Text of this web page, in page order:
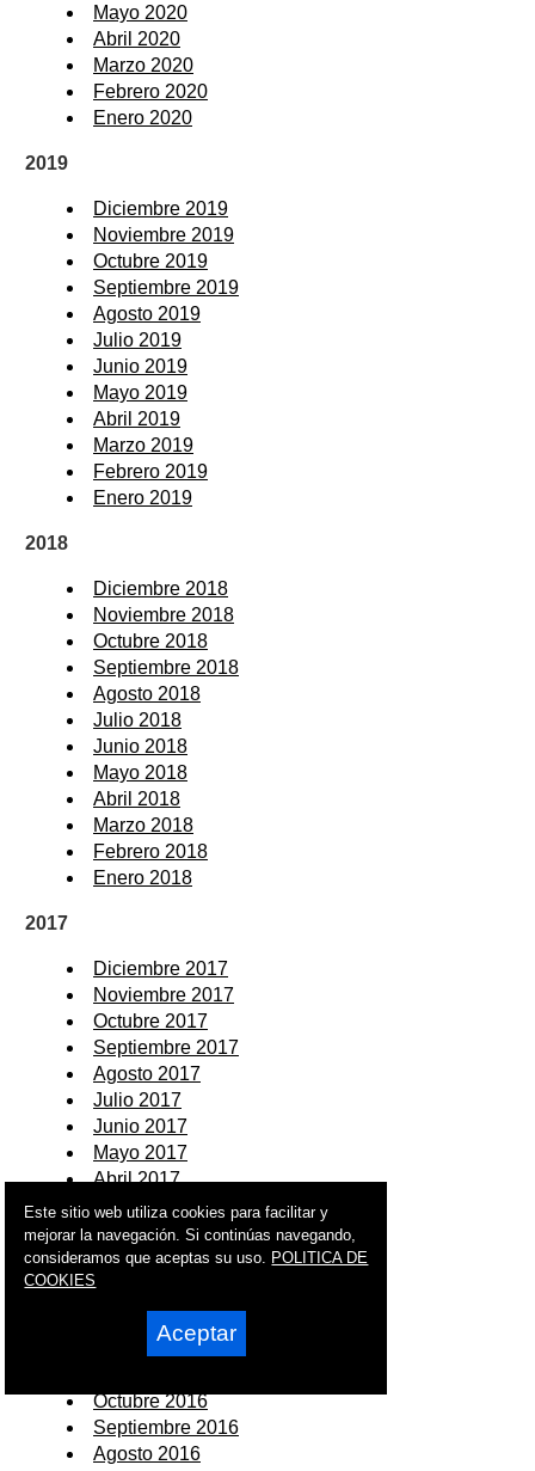
Mayo 2020
Abril 2020
Marzo 2020
Febrero 2020
Enero 2020
2019
Diciembre 2019
Noviembre 2019
Octubre 2019
Septiembre 2019
Agosto 2019
Julio 2019
Junio 2019
Mayo 2019
Abril 2019
Marzo 2019
Febrero 2019
Enero 2019
2018
Diciembre 2018
Noviembre 2018
Octubre 2018
Septiembre 2018
Agosto 2018
Julio 2018
Junio 2018
Mayo 2018
Abril 2018
Marzo 2018
Febrero 2018
Enero 2018
2017
Diciembre 2017
Noviembre 2017
Octubre 2017
Septiembre 2017
Agosto 2017
Julio 2017
Junio 2017
Mayo 2017
Abril 2017
Marzo 2017
Febrero 2017
Enero 2017
Diciembre 2016
Octubre 2016
Septiembre 2016
Agosto 2016
Este sitio web utiliza cookies para facilitar y
mejorar la navegación. Si continúas navegando,
consideramos que aceptas su uso. POLITICA DE
COOKIES
Aceptar